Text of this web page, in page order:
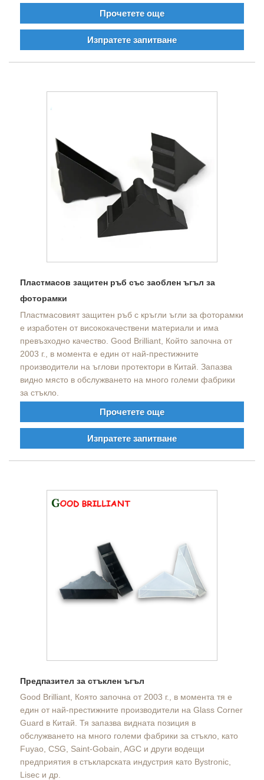
Прочетете още
Изпратете запитване
Пластмасов защитен ръб със заоблен ъгъл за
фоторамки
Пластмасовият защитен ръб с кръгли ъгли за фоторамки
е изработен от висококачествени материали и има
превъзходно качество. Good Brilliant, Който започна от
2003 г., в момента е един от най-престижните
производители на ъглови протектори в Китай. Запазва
видно място в обслужването на много големи фабрики
за стъкло.
Прочетете още
Изпратете запитване
Предпазител за стъклен ъгъл
Good Brilliant, Която започна от 2003 г., в момента тя е
един от най-престижните производители на Glass Corner
Guard в Китай. Тя запазва видната позиция в
обслужването на много големи фабрики за стъкло, като
Fuyao, CSG, Saint-Gobain, AGC и други водещи
предприятия в стъкларската индустрия като Bystronic,
Lisec и др.